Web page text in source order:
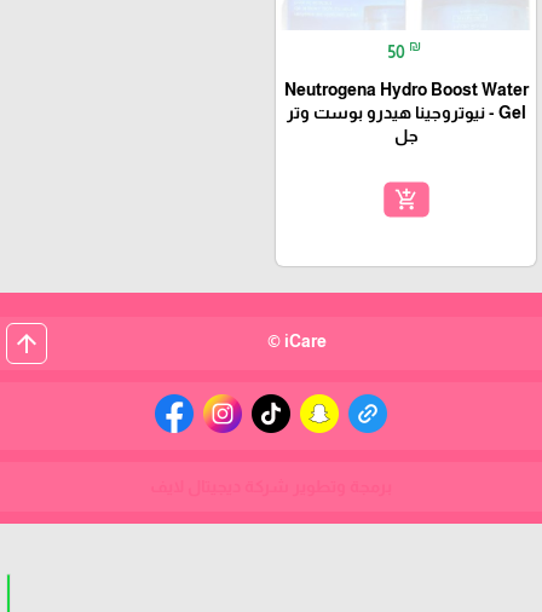
50 ₪
Neutrogena Hydro Boost Water
Gel - نيوتروجينا هيدرو بوست وتر
جل
add_shopping_cart
iCare ©
arrow_upward